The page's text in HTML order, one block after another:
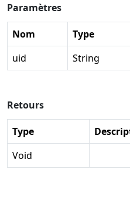
Paramètres
Nom Type
uid
String
Retours
Type
Void